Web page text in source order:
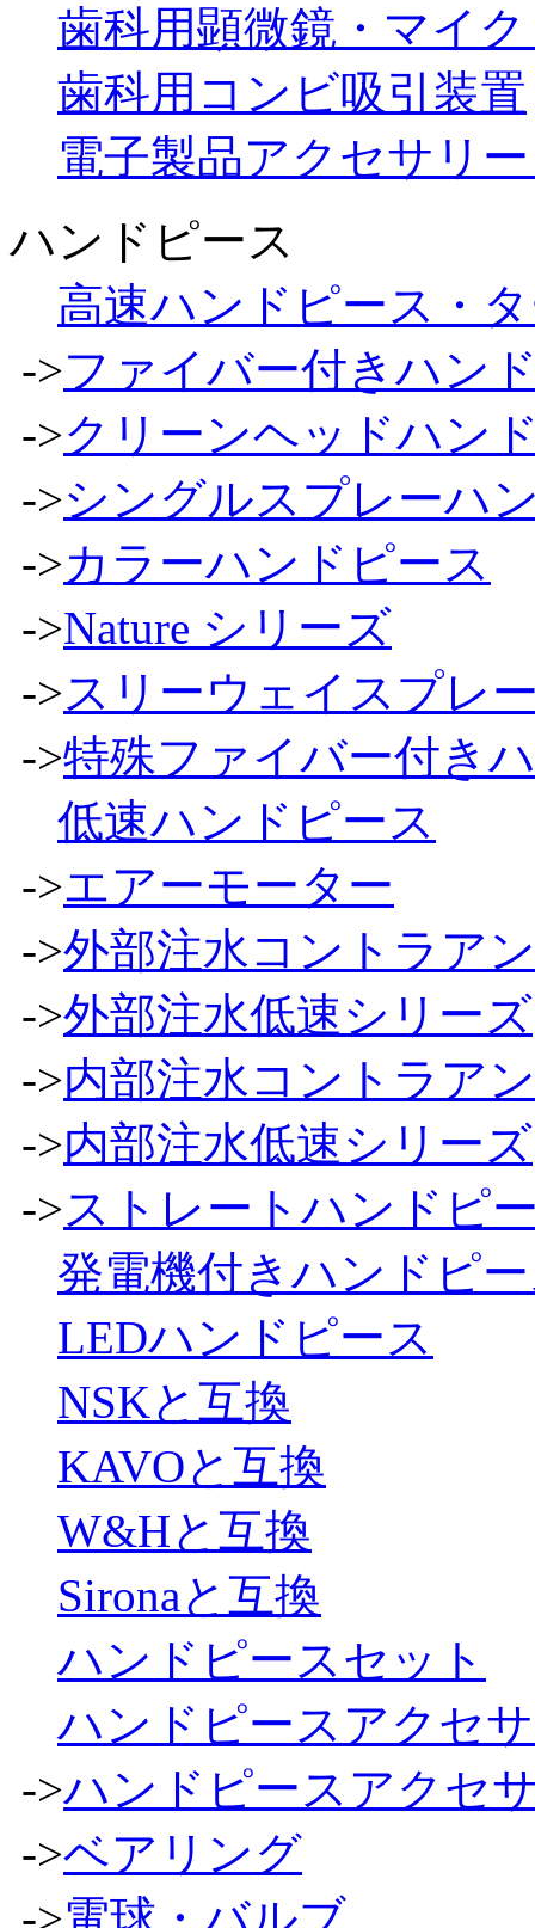
歯科用顕微鏡・マイ
歯科用コンビ吸引装置
電子製品アクセサリ
ハンドピース
高速ハンドピース・
->ファイバー付きハン
->クリーンヘッドハン
->シングルスプレーハ
->カラーハンドピース
->Nature シリーズ
->スリーウェイスプレ
->特殊ファイバー付き
低速ハンドピース
->エアーモーター
->外部注水コントラア
->外部注水低速シリーズ
->内部注水コントラア
->内部注水低速シリーズ
->ストレートハンドピ
発電機付きハンドピ
LEDハンドピース
NSKと互換
KAVOと互換
W&Hと互換
Sironaと互換
ハンドピースセット
ハンドピースアクセ
->ハンドピースアクセ
->ベアリング
->電球・バルブ